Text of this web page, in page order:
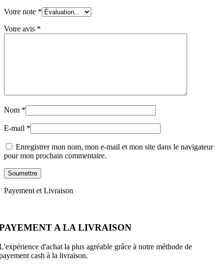
Votre note *
Votre avis *
Nom *
E-mail *
Enregistrer mon nom, mon e-mail et mon site dans le navigateur
pour mon prochain commentaire.
Payement et Livraison
A LA LIVRAISON
d'achat la plus agréable grâce à notre méthode de
cash à la livraison.